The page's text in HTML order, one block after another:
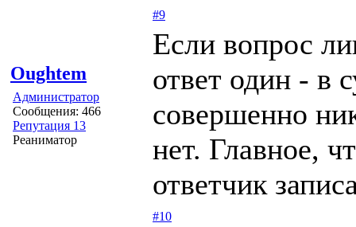
Oughtem
Администратор
Сообщения: 466
Репутация 13
Реаниматор
#9
Если вопрос
ответ один - в
совершенно
нет. Главное,
ответчик
#10